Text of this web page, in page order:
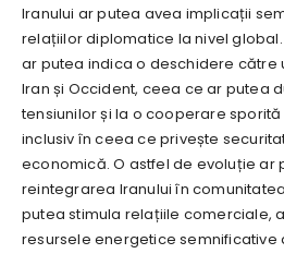
Iranului ar putea avea implicații
relațiilor diplomatice la nivel
ar putea indica o deschidere către
Iran și Occident, ceea ce ar putea
tensiunilor și la o cooperare
inclusiv în ceea ce privește
economică. O astfel de evoluție ar
reintegrarea Iranului în
putea stimula relațiile comerciale,
resursele energetice semnificative